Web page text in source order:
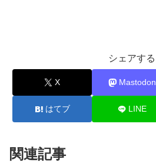
シェアする
X Mastodon
はてブ LINE
関連記事